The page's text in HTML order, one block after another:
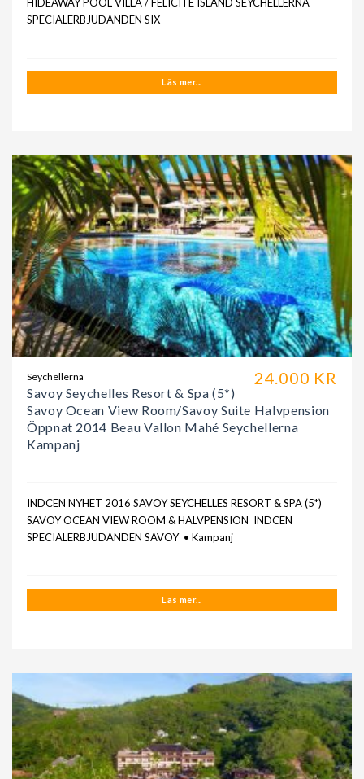
HIDEAWAY POOL VILLA / FELICITÉ ISLAND SEYCHELLERNA
SPECIALERBJUDANDEN SIX
Läs mer...
24.000 KR
Seychellerna
Savoy Seychelles Resort & Spa (5*)
Savoy Ocean View Room/Savoy Suite Halvpension
Öppnat 2014 Beau Vallon Mahé Seychellerna
Kampanj
INDCEN NYHET 2016 SAVOY SEYCHELLES RESORT & SPA (5*)
SAVOY OCEAN VIEW ROOM & HALVPENSION INDCEN
SPECIALERBJUDANDEN SAVOY • Kampanj
Läs mer...